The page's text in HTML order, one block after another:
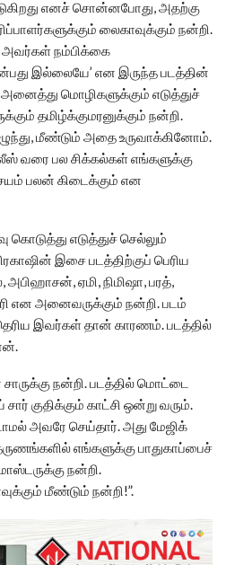
எனச் சொன்னபோது, அதற்கு
லைகாவுக்கும் நன்றி.
அவர்கள் நம்பிக்கை
இல்லையே’ என இருந்த படத்தின்
அனைத்து மொழிகளுக்கும் எடுத்துச்
தமிழ்க்குமரனுக்கும் நன்றி.
மீண்டும் அதை உருவாக்கினோம்.
ரிலீஸ் வரை பல சிக்கல்கள் எங்களுக்கு
பலன் கிடைக்கும் என
கொடுத்து எடுத்துச் செல்லும்
இசை படத்திற்குப் பெரிய
ஏமி, நிமிஷா, பரத்,
என அனைவருக்கும் நன்றி. படம்
இவர்கள் தான் காரணம். படத்தில்
நன்றி. படத்தில் மொட்டை
குதிக்கும் காட்சி ஒன்று வரும்.
அவரே செய்தார். அது மேஜிக்
எங்களுக்கு பாதுகாப்பைச்
நன்றி.
மீண்டும் நன்றி!”.